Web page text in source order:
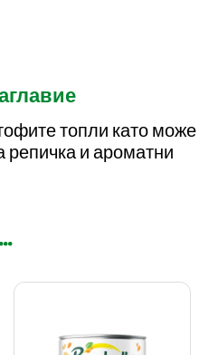
топли като може
репичка и ароматни